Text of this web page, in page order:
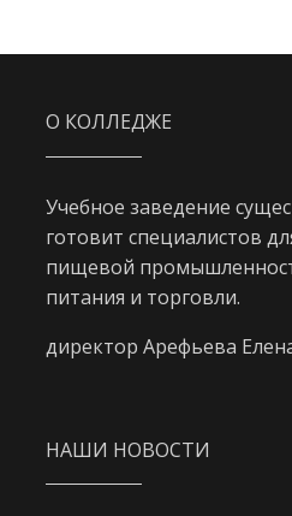
О КОЛЛЕДЖЕ
Учебное заведение
готовит специалистов
пищевой
питания и торговли.
директор Арефьева
НАШИ НОВОСТИ